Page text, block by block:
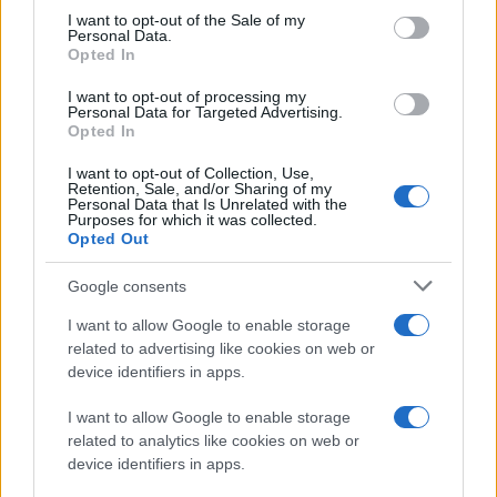
consent section.
I want to opt-out of the Sale of my
Personal Data.
Opted In
I want to opt-out of processing my
Personal Data for Targeted Advertising.
Opted In
I want to opt-out of Collection, Use,
Retention, Sale, and/or Sharing of my
Personal Data that Is Unrelated with the
Purposes for which it was collected.
Opted Out
Google consents
I want to allow Google to enable storage
related to advertising like cookies on web or
device identifiers in apps.
I want to allow Google to enable storage
related to analytics like cookies on web or
device identifiers in apps.
Η εμφάνιση του H5N5 σε άνθρωπο
βρισκόμαστε ενώπιον ενός νέου, άμεσου κινδύνου
Ειδικοί υπενθυμίζουν πως οι περισσότερες μεταδόσεις
τέτοιων στελεχών είναι σποραδικές και δεν οδηγούν
σε εύκολη εξάπλωση μεταξύ ανθρώπων. Ωστόσο, το
υπενθύμιση ότι οι ιοί της γρίπης δεν μένουν στάσιμοι,
αλλά εξελίσσονται, μεταλλάσσονται, βρίσκουν νέες
δεξαμενές και νέους τρόπους να κυκλοφορούν.
Και είναι ακριβώς αυτή η κυκλοφορία σε θηλαστικά
που προβληματίζει τους επιστήμονες. Όσο
περισσότερο στελέχη όπως το H5N1 ή το H5N5
συνεχίζουν να μεταδίδονται σε είδη με φυσιολογία
πιο κοντινή στη δική μας, τόσο αυξάνεται η
πιθανότητα να αποκτήσουν κάποια στιγμή ιδιότητες
που θα τους επιτρέψουν να μεταδίδονται εύκολα και